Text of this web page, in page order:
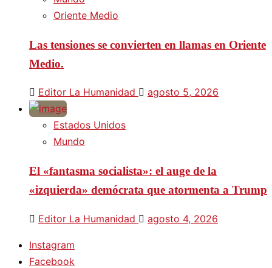
Oriente Medio
Las tensiones se convierten en llamas en Oriente
Medio.
Editor La Humanidad agosto 5, 2026
Estados Unidos
Mundo
El «fantasma socialista»: el auge de la
«izquierda» demócrata que atormenta a Trump
Editor La Humanidad agosto 4, 2026
Instagram
Facebook